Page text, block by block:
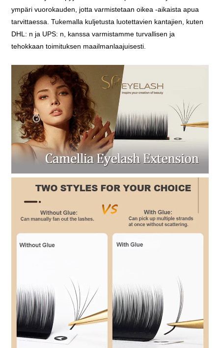
ympäri vuorokauden, jotta varmistetaan oikea -aikaista apua
tarvittaessa. Tukemalla kuljetusta luotettavien kantajien, kuten
DHL: n ja UPS: n, kanssa varmistamme turvallisen ja
tehokkaan toimituksen maailmanlaajuisesti.